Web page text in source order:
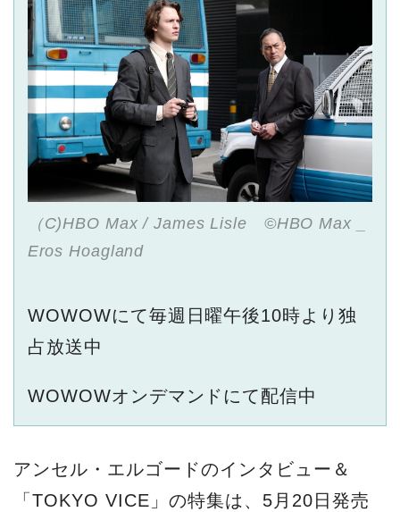
（C)HBO Max / James Lisle ©️HBO Max _
Eros Hoagland
WOWOWにて毎週日曜午後10時より独
占放送中
WOWOWオンデマンドにて配信中
アンセル・エルゴードのインタビュー＆
「TOKYO VICE」の特集は、5月20日発売